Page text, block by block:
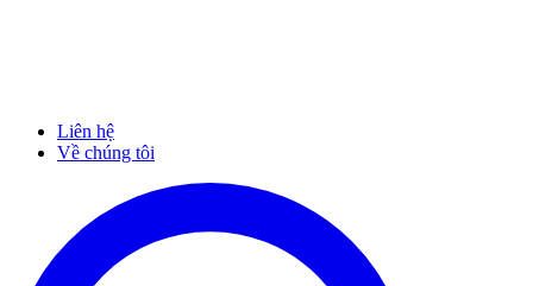
Liên hệ
Về chúng tôi